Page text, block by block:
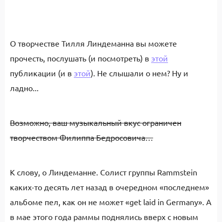
О творчестве Тилля Линдеманна вы можете
прочесть, послушать (и посмотреть) в этой
публикации (и в этой). Не слышали о нем? Ну и
ладно...
Возможно, ваш музыкальный вкус ограничен
творчеством Филиппа Бедросовича…
К слову, о Линдеманне. Солист группы Rammstein
каких-то десять лет назад в очередном «последнем»
альбоме пел, как он не может «get laid in Germany». А
в мае этого года раммы поднялись вверх с новым